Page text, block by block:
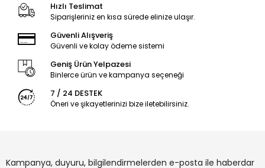
Hızlı Teslimat
Siparişleriniz en kısa sürede elinize ulaşır.
Güvenli Alışveriş
Güvenli ve kolay ödeme sistemi
Geniş Ürün Yelpazesi
Binlerce ürün ve kampanya seçeneği
7 / 24 DESTEK
Öneri ve şikayetlerinizi bize iletebilirsiniz.
Kampanya, duyuru, bilgilendirmelerden e-posta ile haberdar